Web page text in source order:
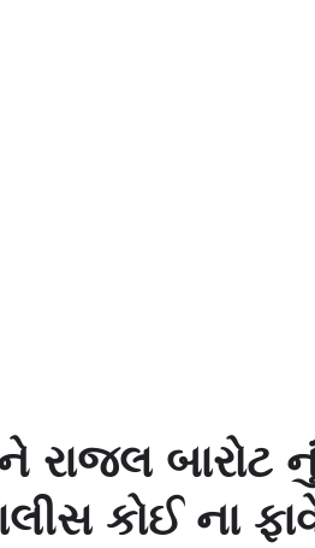
રાજલ બારોટ
કોઈ ના